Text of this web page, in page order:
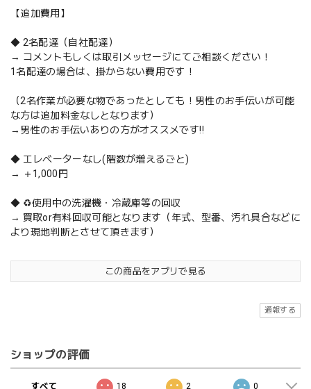
【追加費用】
◆ 2名配達（自社配達）
→ コメントもしくは取引メッセージにてご相談ください！
1名配達の場合は、掛からない費用です！
（2名作業が必要な物であったとしても！男性のお手伝いが可能
な方は追加料金なしとなります）
→男性のお手伝いありの方がオススメです‼️
◆ エレベーターなし(階数が増えるごと)
→ ＋1,000円
◆ ♻️使用中の洗濯機・冷蔵庫等の回収
→ 買取or有料回収可能となります（年式、型番、汚れ具合などに
より現地判断とさせて頂きます）
この商品をアプリで見る
通報する
ショップの評価
すべて 18 2 0